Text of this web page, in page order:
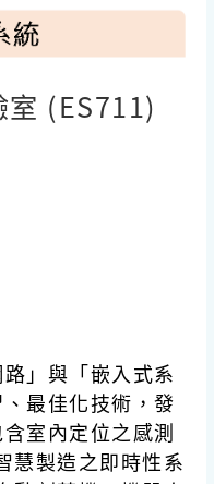
室 (ES711)
」與「嵌入式系
最佳化技術，發
室內定位之感測
慧製造之即時性系